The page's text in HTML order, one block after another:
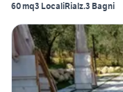
60 mq3 LocaliRialz.3 Bagni